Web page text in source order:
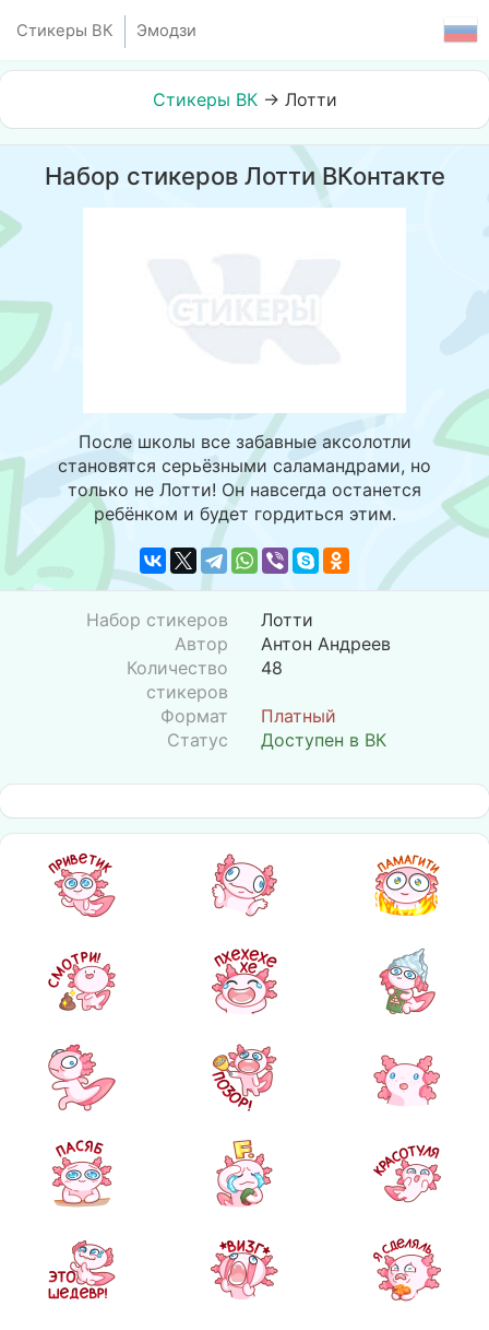
Стикеры ВК Эмодзи
Стикеры ВК→ Лотти
Набор стикеров Лотти ВКонтакте
После школы все забавные аксолотли
становятся серьёзными саламандрами, но
только не Лотти! Он навсегда останется
ребёнком и будет гордиться этим.
Набор стикеров
Лотти
Автор
Антон Андреев
Количество
стикеров
48
Формат
Платный
Статус
Доступен в ВК